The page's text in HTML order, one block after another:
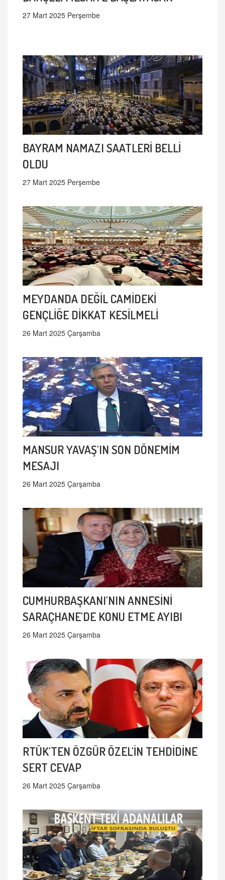
27 Mart 2025 Perşembe
BAYRAM NAMAZI SAATLERİ BELLİ
OLDU
27 Mart 2025 Perşembe
MEYDANDA DEĞİL CAMİDEKİ
GENÇLİĞE DİKKAT KESİLMELİ
26 Mart 2025 Çarşamba
MANSUR YAVAŞ'IN SON DÖNEMİM
MESAJI
26 Mart 2025 Çarşamba
CUMHURBAŞKANI'NIN ANNESİNİ
SARAÇHANE'DE KONU ETME AYIBI
26 Mart 2025 Çarşamba
RTÜK'TEN ÖZGÜR ÖZEL'İN TEHDİDİNE
SERT CEVAP
26 Mart 2025 Çarşamba